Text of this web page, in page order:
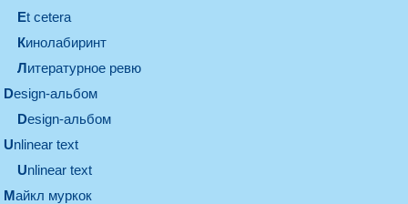
et cetera
кинолабиринт
литературное ревю
design-альбом
design-альбом
unlinear text
Unlinear text
майкл муркок